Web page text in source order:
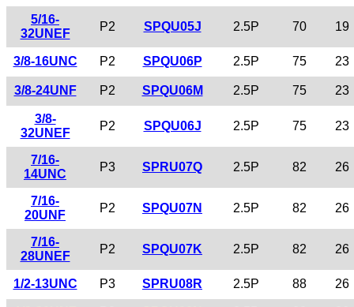
5/16-
32UNEF
P2 SPQU05J 2.5P 70 19
3/8-16UNC P2 SPQU06P 2.5P 75 23
3/8-24UNF P2 SPQU06M 2.5P 75 23
3/8-
32UNEF
P2 SPQU06J 2.5P 75 23
7/16-
14UNC
P3 SPRU07Q 2.5P 82 26
7/16-
20UNF
P2 SPQU07N 2.5P 82 26
7/16-
28UNEF
P2 SPQU07K 2.5P 82 26
1/2-13UNC P3 SPRU08R 2.5P 88 26